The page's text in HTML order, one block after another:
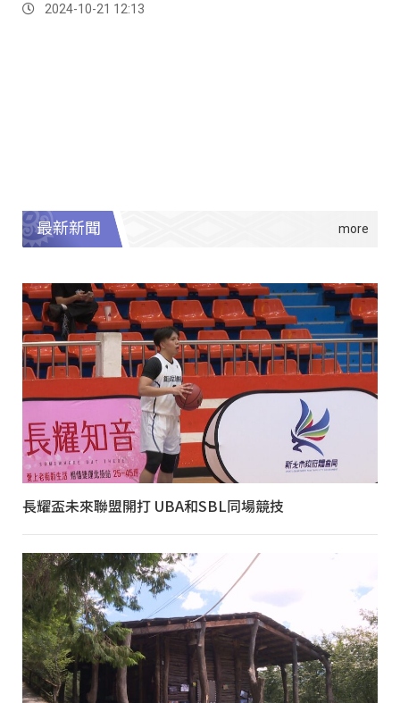
2024-10-21 12:13
最新新聞
長耀盃未來聯盟開打 UBA和SBL同場競技